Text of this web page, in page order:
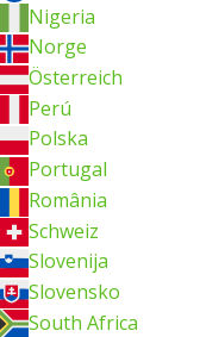
Nigeria
Norge
Österreich
Perú
Polska
Portugal
România
Schweiz
Slovenija
Slovensko
South Africa